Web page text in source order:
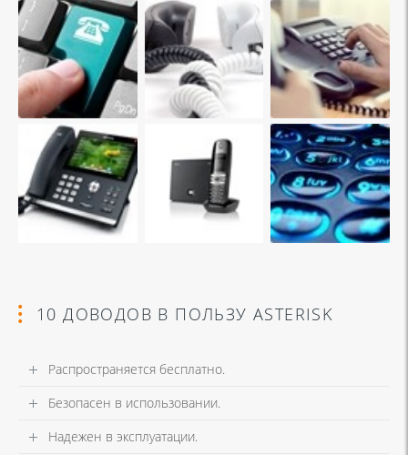
10 ДОВОДОВ В ПОЛЬЗУ ASTERISK
Распространяется бесплатно.
Безопасен в использовании.
Надежен в эксплуатации.